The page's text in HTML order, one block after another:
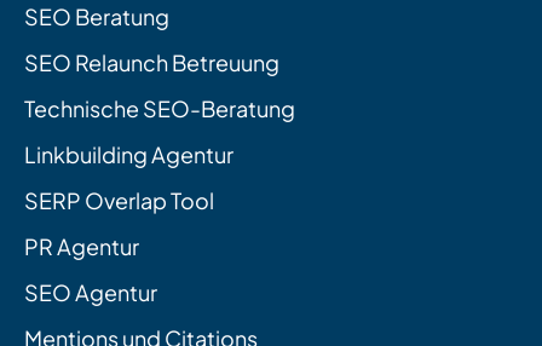
SEO Beratung
SEO Relaunch Betreuung
Technische SEO-Beratung
Linkbuilding Agentur
SERP Overlap Tool
PR Agentur
SEO Agentur
Mentions und Citations